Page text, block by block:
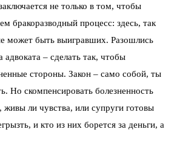
не только в том, чтобы
бракоразводный процесс: здесь, так
может быть выигравших. Разошлись
адвоката – сделать так, чтобы
стороны. Закон – само собой, ты
Но скомпенсировать болезненность
живы ли чувства, или супруги готовы
и кто из них борется за деньги, а